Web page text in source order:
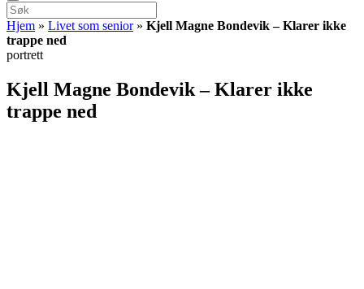
Hjem » Livet som senior» Kjell Magne Bondevik – Klarer ikke
trappe ned
portrett
Kjell Magne Bondevik – Klarer ikke
trappe ned